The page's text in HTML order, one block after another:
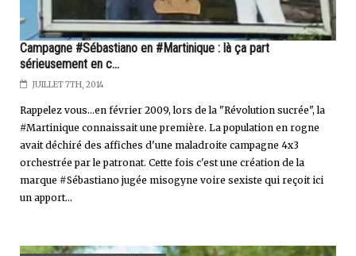
Campagne #Sébastiano en #Martinique : là ça part
sérieusement en c...
JUILLET 7TH, 2014
Rappelez vous...en février 2009, lors de la "Révolution sucrée", la
#Martinique connaissait une première. La population en rogne
avait déchiré des affiches d'une maladroite campagne 4x3
orchestrée par le patronat. Cette fois c'est une création de la
marque #Sébastiano jugée misogyne voire sexiste qui reçoit ici
un apport...